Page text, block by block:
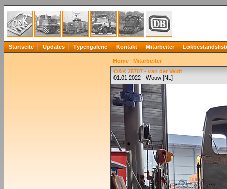
Startseite Updates Typengalerie Kontakt Mitarbeiter
Home | Mitarbeiter
O&K 25707 - van der Veldt
01.01.2022 - Wouw [NL]